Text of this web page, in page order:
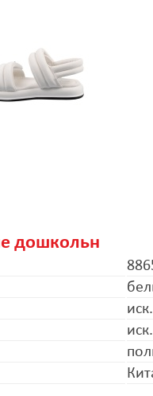
дошкольн